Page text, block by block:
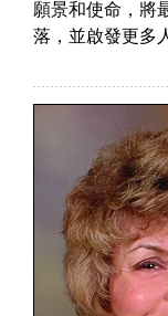
願景和使命，將
落，並啟發更多